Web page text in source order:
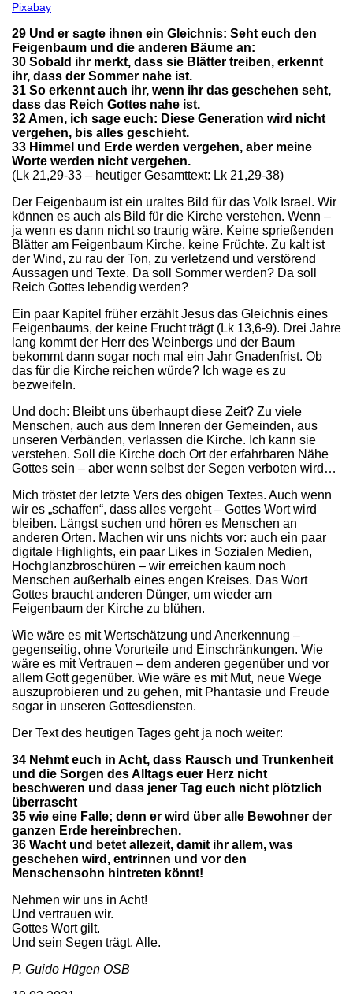
Pixabay
29 Und er sagte ihnen ein Gleichnis: Seht euch den
Feigenbaum und die anderen Bäume an:
30 Sobald ihr merkt, dass sie Blätter treiben, erkennt
ihr, dass der Sommer nahe ist.
31 So erkennt auch ihr, wenn ihr das geschehen seht,
dass das Reich Gottes nahe ist.
32 Amen, ich sage euch: Diese Generation wird nicht
vergehen, bis alles geschieht.
33 Himmel und Erde werden vergehen, aber meine
Worte werden nicht vergehen.
(Lk 21,29-33 – heutiger Gesamttext: Lk 21,29-38)
Der Feigenbaum ist ein uraltes Bild für das Volk Israel. Wir
können es auch als Bild für die Kirche verstehen. Wenn –
ja wenn es dann nicht so traurig wäre. Keine sprießenden
Blätter am Feigenbaum Kirche, keine Früchte. Zu kalt ist
der Wind, zu rau der Ton, zu verletzend und verstörend
Aussagen und Texte. Da soll Sommer werden? Da soll
Reich Gottes lebendig werden?
Ein paar Kapitel früher erzählt Jesus das Gleichnis eines
Feigenbaums, der keine Frucht trägt (Lk 13,6-9). Drei Jahre
lang kommt der Herr des Weinbergs und der Baum
bekommt dann sogar noch mal ein Jahr Gnadenfrist. Ob
das für die Kirche reichen würde? Ich wage es zu
bezweifeln.
Und doch: Bleibt uns überhaupt diese Zeit? Zu viele
Menschen, auch aus dem Inneren der Gemeinden, aus
unseren Verbänden, verlassen die Kirche. Ich kann sie
verstehen. Soll die Kirche doch Ort der erfahrbaren Nähe
Gottes sein – aber wenn selbst der Segen verboten wird…
Mich tröstet der letzte Vers des obigen Textes. Auch wenn
wir es „schaffen“, dass alles vergeht – Gottes Wort wird
bleiben. Längst suchen und hören es Menschen an
anderen Orten. Machen wir uns nichts vor: auch ein paar
digitale Highlights, ein paar Likes in Sozialen Medien,
Hochglanzbroschüren – wir erreichen kaum noch
Menschen außerhalb eines engen Kreises. Das Wort
Gottes braucht anderen Dünger, um wieder am
Feigenbaum der Kirche zu blühen.
Wie wäre es mit Wertschätzung und Anerkennung –
gegenseitig, ohne Vorurteile und Einschränkungen. Wie
wäre es mit Vertrauen – dem anderen gegenüber und vor
allem Gott gegenüber. Wie wäre es mit Mut, neue Wege
auszuprobieren und zu gehen, mit Phantasie und Freude
sogar in unseren Gottesdiensten.
Der Text des heutigen Tages geht ja noch weiter:
34 Nehmt euch in Acht, dass Rausch und Trunkenheit
und die Sorgen des Alltags euer Herz nicht
beschweren und dass jener Tag euch nicht plötzlich
überrascht
35 wie eine Falle; denn er wird über alle Bewohner der
ganzen Erde hereinbrechen.
36 Wacht und betet allezeit, damit ihr allem, was
geschehen wird, entrinnen und vor den
Menschensohn hintreten könnt!
Nehmen wir uns in Acht!
Und vertrauen wir.
Gottes Wort gilt.
Und sein Segen trägt. Alle.
P. Guido Hügen OSB